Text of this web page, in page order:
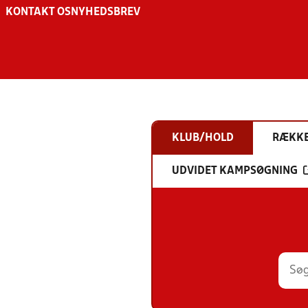
KONTAKT OS NYHEDSBREV
KLUB/HOLD
UDVIDET KAMPSØGNING